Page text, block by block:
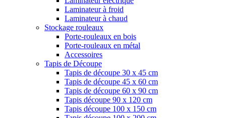
Laminateur à froid
Laminateur à chaud
Stockage rouleaux
Porte-rouleaux en bois
Porte-rouleaux en métal
Accessoires
Tapis de Découpe
Tapis de découpe 30 x 45 cm
Tapis de découpe 45 x 60 cm
Tapis de découpe 60 x 90 cm
Tapis découpe 90 x 120 cm
Tapis découpe 100 x 150 cm